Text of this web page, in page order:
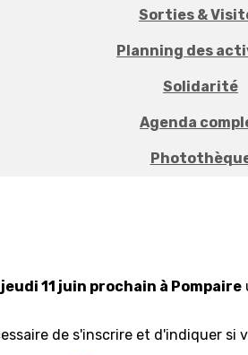
Sorties &
Planning des
Solidarité
Agenda
jeudi 11 juin prochain à Pompaire
de s'inscrire et d'indiquer si